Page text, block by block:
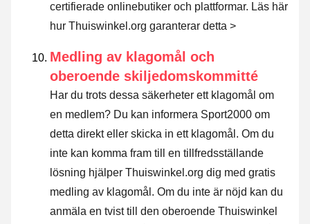
certifierade onlinebutiker och plattformar. Läs här
hur Thuiswinkel.org garanterar detta >
Medling av klagomål och
oberoende skiljedomskommitté
Har du trots dessa säkerheter ett klagomål om
en medlem? Du kan informera Sport2000 om
detta direkt eller skicka in ett klagomål . Om du
inte kan komma fram till en tillfredsställande
lösning hjälper Thuiswinkel.org dig med gratis
medling av klagomål. Om du inte är nöjd kan du
anmäla en tvist till den oberoende Thuiswinkel